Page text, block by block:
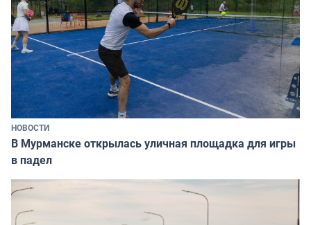
НОВОСТИ
В Мурманске открылась уличная площадка для игры
в падел